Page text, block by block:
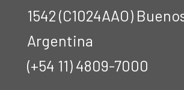
1542 (C1024AAO)
Argentina
(+54 11) 4809-7000